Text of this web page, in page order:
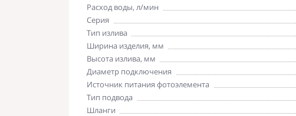
Расход воды, л/мин
Серия
Тип излива
Ширина изделия, мм
Высота излива, мм
Диаметр подключения
Источник питания фотоэлемента
Тип подвода
Шланги